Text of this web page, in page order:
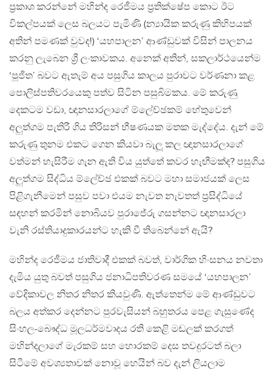
ප්‍රකාශ කරන්නේ මහින්ද රෙජීමය ප්‍රතික්ෂේප කොට ඊට
විකල්පයක් ලෙස බලයට පැමිණි (න්‍යායික කරුණු කිහිපයක්
අතින් පමණක් වුවද!) ‘යහපාලන’ ආණ්ඩුවක් විසින් පාලනය
කරනු ලැබෙන ශ්‍රී ලංකාවකය. අනෙක් අතින්, සකලාර්ථයෙන්ම
‘පූජිත’ බවට ඇතැම් අය පසුගිය කාලය පුරාවට වර්ණනා කළ
පොලිස්පතිවරයෙකු පත්ව සිටින පසුබිමකය. මේ කරුණු
දෙකටම වඩා, ඥානසාරලාගේ ම්ලේච්ඡකම් හේතුවෙන්
අලුත්ගම පැතිරී ගිය තිරිසන් භීෂණයක මතක මැද්දේය. දැන් මේ
කරුණු තුනම එකට ගෙන කියවා බැලූ කල ඥානසාරලාගේ
වත්මන් හැසිරීම ගැන ඇති විය යුත්තේ කවර හැඟීමක්ද? පසුගිය
අලුත්ගම සිද්ධිය ම්ලේච්ඡ එකක් බවට මහා සමාජයක් ලෙස
පිළිගැනීමෙන් පසුව පවා එයම නැවත නැවතත් ප්‍රසිද්ධියේ
සඳහන් කරමින් නොබියව පුරාජේරු ගසන්නට ඥානසාරලා
වැනි රස්තියාදුකාරයන්ට හැකි වී තිබෙන්නේ ඇයි?
මහින්ද රෙජීමය ජාතිවාදී එකක් බවත්, වාර්ගික හිංසනය නවතා
දැමිය යුතු බවත් පසුගිය ජනාධිපතිවරණ සමයේ ‘යහපාලන’
වේදිකාවල නිතර නිතර කියවුණි. ඇත්තෙන්ම මේ ආණ්ඩුවට
බලය අත්කර දෙන්නට පුරවැසියන් බහුතරය පෙළ ගැසුණේද
සිංහල-බෞද්ධ මූලධර්මවාදය රති කෙළි මඬලක් කරගත්
මහින්දලාගේ මැරකම් සහ හොරකම් දෙස තවදුරටත් බලා
සිටීමේ අවශ්‍යතාවක් නොවූ හෙයින් බව දැන් ලියලාම